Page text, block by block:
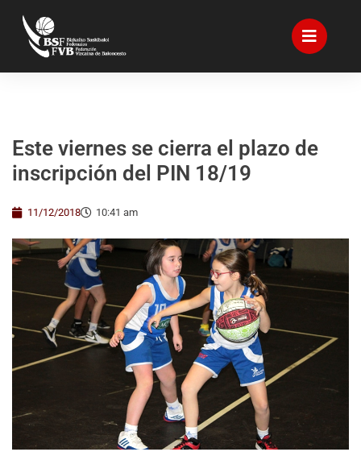
Este viernes se cierra el plazo de
inscripción del PIN 18/19
11/12/2018 10:41 am